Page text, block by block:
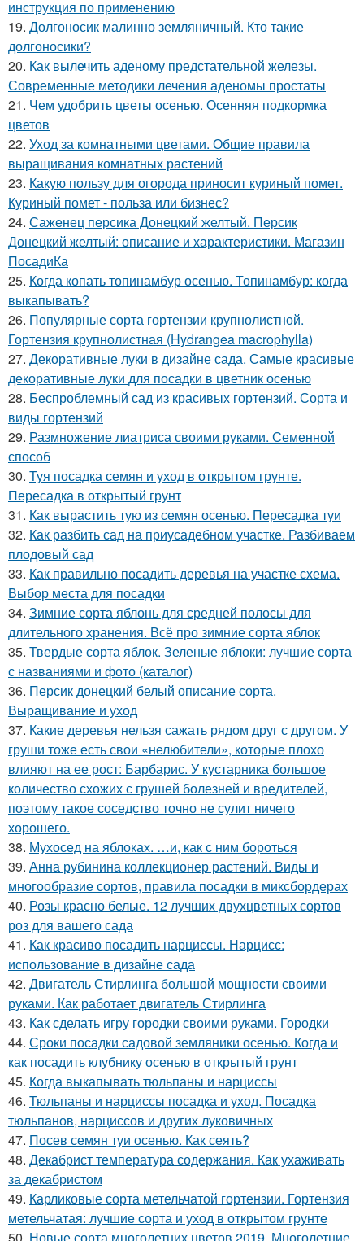
инструкция по применению
19. Долгоносик малинно земляничный. Кто такие
долгоносики?
20. Как вылечить аденому предстательной железы.
Современные методики лечения аденомы простаты
21. Чем удобрить цветы осенью. Осенняя подкормка
цветов
22. Уход за комнатными цветами. Общие правила
выращивания комнатных растений
23. Какую пользу для огорода приносит куриный помет.
Куриный помет - польза или бизнес?
24. Саженец персика Донецкий желтый. Персик
Донецкий желтый: описание и характеристики. Магазин
ПосадиКа
25. Когда копать топинамбур осенью. Топинамбур: когда
выкапывать?
26. Популярные сорта гортензии крупнолистной.
Гортензия крупнолистная (Hydrangea macrophylla)
27. Декоративные луки в дизайне сада. Самые красивые
декоративные луки для посадки в цветник осенью
28. Беспроблемный сад из красивых гортензий. Сорта и
виды гортензий
29. Размножение лиатриса своими руками. Семенной
способ
30. Туя посадка семян и уход в открытом грунте.
Пересадка в открытый грунт
31. Как вырастить тую из семян осенью. Пересадка туи
32. Как разбить сад на приусадебном участке. Разбиваем
плодовый сад
33. Как правильно посадить деревья на участке схема.
Выбор места для посадки
34. Зимние сорта яблонь для средней полосы для
длительного хранения. Всё про зимние сорта яблок
35. Твердые сорта яблок. Зеленые яблоки: лучшие сорта
с названиями и фото (каталог)
36. Персик донецкий белый описание сорта.
Выращивание и уход
37. Какие деревья нельзя сажать рядом друг с другом. У
груши тоже есть свои «нелюбители», которые плохо
влияют на ее рост: Барбарис. У кустарника большое
количество схожих с грушей болезней и вредителей,
поэтому такое соседство точно не сулит ничего
хорошего.
38. Мухосед на яблоках. …и, как с ним бороться
39. Анна рубинина коллекционер растений. Виды и
многообразие сортов, правила посадки в миксбордерах
40. Розы красно белые. 12 лучших двухцветных сортов
роз для вашего сада
41. Как красиво посадить нарциссы. Нарцисс:
использование в дизайне сада
42. Двигатель Стирлинга большой мощности своими
руками. Как работает двигатель Стирлинга
43. Как сделать игру городки своими руками. Городки
44. Сроки посадки садовой земляники осенью. Когда и
как посадить клубнику осенью в открытый грунт
45. Когда выкапывать тюльпаны и нарциссы
46. Тюльпаны и нарциссы посадка и уход. Посадка
тюльпанов, нарциссов и других луковичных
47. Посев семян туи осенью. Как сеять?
48. Декабрист температура содержания. Как ухаживать
за декабристом
49. Карликовые сорта метельчатой гортензии. Гортензия
метельчатая: лучшие сорта и уход в открытом грунте